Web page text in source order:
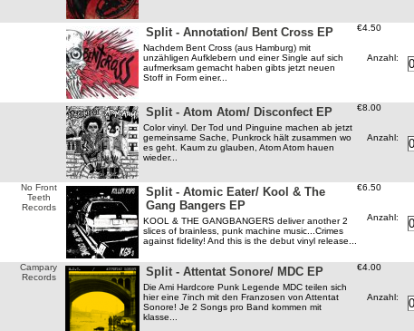
Split - Annotation/ Bent Cross EP
Nachdem Bent Cross (aus Hamburg) mit
unzähligen Aufklebern und einer Single auf sich
aufmerksam gemacht haben gibts jetzt neuen
Stoff in Form einer...
€4.50
Anzahl:
Split - Atom Atom/ Disconfect EP
Color vinyl. Der Tod und Pinguine machen ab jetzt
gemeinsame Sache, Punkrock hält zusammen wo
es geht. Kaum zu glauben, Atom Atom hauen
wieder...
€8.00
Anzahl:
No Front
Teeth
Records
Split - Atomic Eater/ Kool & The
Gang Bangers EP
KOOL & THE GANGBANGERS deliver another 2
slices of brainless, punk machine music...Crimes
against fidelity! And this is the debut vinyl release...
€6.50
Anzahl:
Campary
Records
Split - Attentat Sonore/ MDC EP
Die Ami Hardcore Punk Legende MDC teilen sich
hier eine 7inch mit den Franzosen von Attentat
Sonore! Je 2 Songs pro Band kommen mit
klasse...
€4.00
Anzahl: